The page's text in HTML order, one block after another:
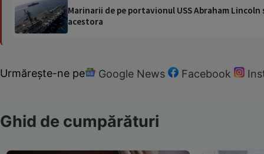
Marinarii de pe portavionul USS Abraham
acestora
Urmărește-ne pe Google News Facebook
Ghid de cumpărături